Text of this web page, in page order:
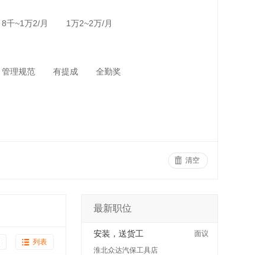
8千~1万2/月 1万2~2万/月
管理规范 有提成 全勤奖
清空
列表
最新职位
安装，送货工
面议
淮北众达汽保工具店